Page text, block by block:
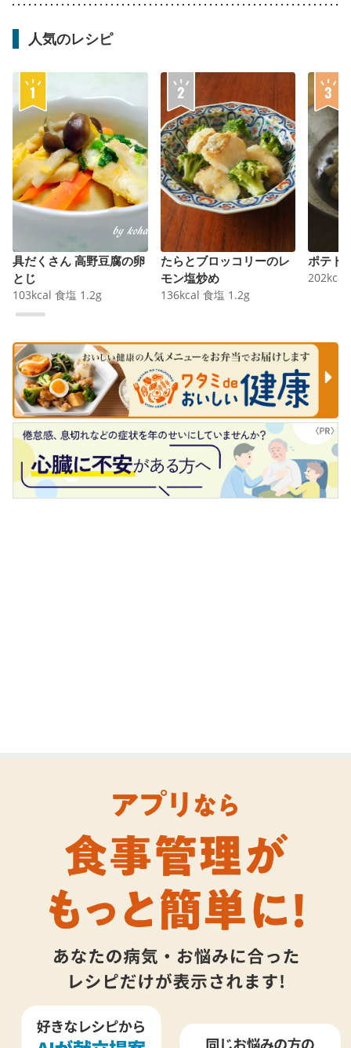
人気のレシピ
具だくさん 高野豆腐の卵
とじ
103kcal 食塩 1.2g
たらとブロッコリーのレ
モン塩炒め
136kcal 食塩 1.2g
ポテト
202kcal